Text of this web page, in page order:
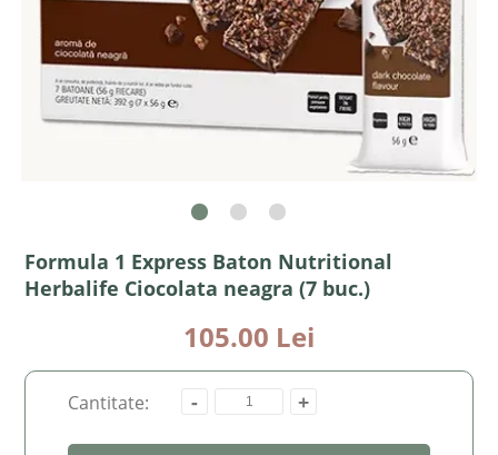
Formula 1 Express Baton Nutritional
Herbalife Ciocolata neagra (7 buc.)
105.00 Lei
Cantitate: - +